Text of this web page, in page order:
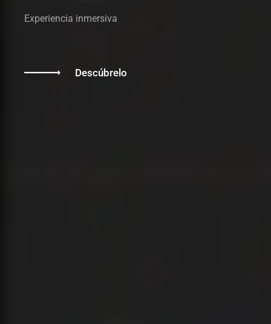
Experiencia inmersiva
Descúbrelo